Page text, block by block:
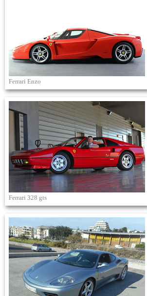
Ferrari Enzo
Ferrari 328 gts